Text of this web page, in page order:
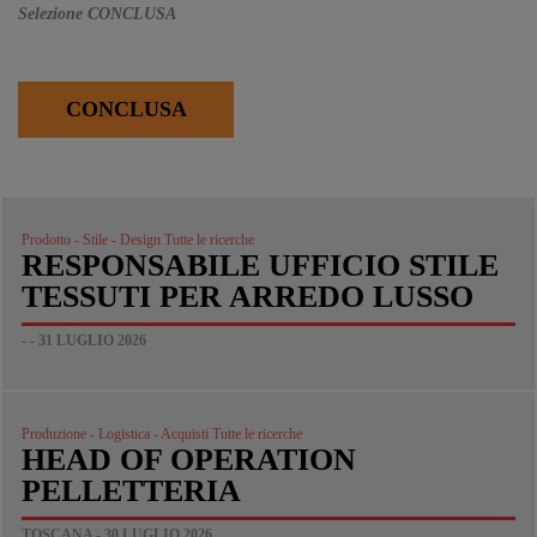
Selezione CONCLUSA
CONCLUSA
Prodotto - Stile - Design Tutte le ricerche
RESPONSABILE UFFICIO STILE
TESSUTI PER ARREDO LUSSO
- - 31 LUGLIO 2026
Produzione - Logistica - Acquisti Tutte le ricerche
HEAD OF OPERATION
PELLETTERIA